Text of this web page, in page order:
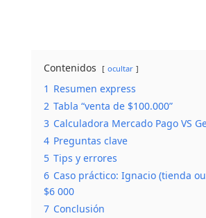
Contenidos ocultar
1 Resumen express
2 Tabla “venta de $100.000”
3 Calculadora Mercado Pago VS
4 Preguntas clave
5 Tips y errores
6 Caso práctico: Ignacio (tienda
$6 000
7 Conclusión